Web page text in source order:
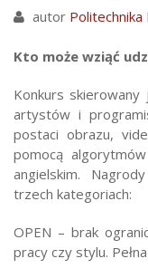
autor Politechnika
Kto może wziąć
Konkurs
artystów i
postaci obrazu,
pomocą
angielskim.
trzech kategoriach:
OPEN – brak
pracy czy stylu.